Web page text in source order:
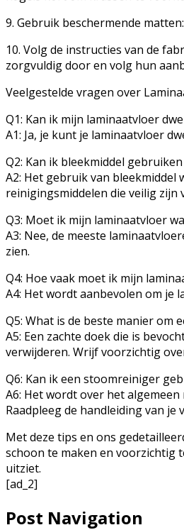
9. Gebruik beschermende
10. Volg de instructies van de
zorgvuldig door en volg hun
Veelgestelde vragen over
Q1: Kan ik mijn laminaatvloer
A1: Ja, je kunt je laminaatvloer
Q2: Kan ik bleekmiddel
A2: Het gebruik van
reinigingsmiddelen die veilig zijn
Q3: Moet ik mijn laminaatvloer
A3: Nee, de meeste
zien.
Q4: Hoe vaak moet ik mijn
A4: Het wordt aanbevolen om je
Q5: What is de beste manier om
A5: Een zachte doek die is
verwijderen. Wrijf voorzichtig
Q6: Kan ik een stoomreiniger
A6: Het wordt over het
Raadpleeg de handleiding van
Met deze tips en ons
schoon te maken en voorzichtig
uitziet.
[ad_2]
Post Navigation